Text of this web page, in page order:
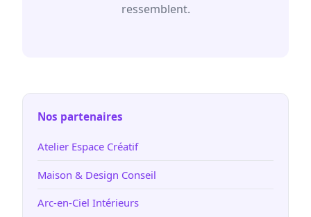
ressemblent.
Nos partenaires
Atelier Espace Créatif
Maison & Design Conseil
Arc-en-Ciel Intérieurs